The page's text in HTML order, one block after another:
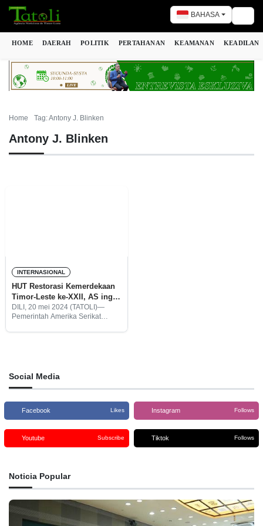
BAHASA
HOME DAERAH POLITIK PERTAHANAN KEAMANAN KEADILAN
Home Tag: Antony J. Blinken
Antony J. Blinken
INTERNASIONAL
HUT Restorasi Kemerdekaan
Timor-Leste ke-XXII, AS ingin
perluas kerjasama
DILI, 20 mei 2024 (TATOLI)—
Pemerintah Amerika Serikat
Leste yang ke-XXII (20 mei 2002
Social Media
Facebook Likes Instagram Follows
Youtube Subscribe Tiktok Follows
Noticia Popular